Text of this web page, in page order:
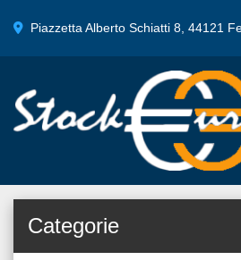
Piazzetta Alberto Schiatti 8, 44121
Categorie